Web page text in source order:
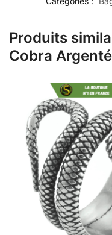
Produits
Cobra Argenté